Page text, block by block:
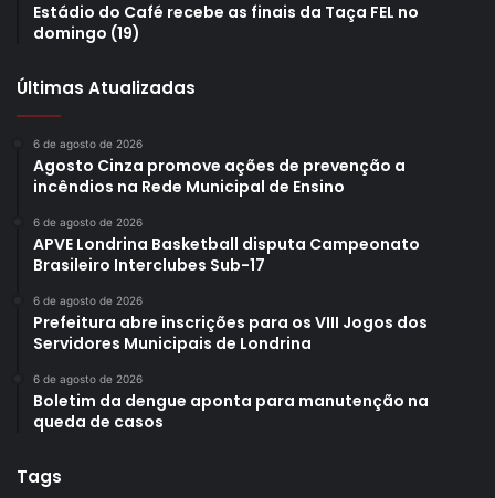
Foto: SEMA / divulgação
Ambiente
doação de mudas de árvores para plantio na área urbana
da cidade. Além disso, fornecerá orientações aos
munícipes quanto aos cuidados durante e após o plantio,
bem como a espécie mais indicada para o local do plantio.
A equipe da Sema também vai receber e protocolar
solicitações de vistoria técnica para avaliar a necessidade
de poda ou erradicação de árvores na área pública ou
Nos últimos dias, servidores da Secretaria do Ambiente
entorno da Escola Municipal Ruth Lemos, também
Estádio do Café recebe as finais da Taça FEL no
domingo (19)
Últimas Atualizadas
6 de agosto de 2026
Agosto Cinza promove ações de prevenção a
incêndios na Rede Municipal de Ensino
6 de agosto de 2026
APVE Londrina Basketball disputa Campeonato
Brasileiro Interclubes Sub-17
6 de agosto de 2026
Prefeitura abre inscrições para os VIII Jogos dos
Servidores Municipais de Londrina
6 de agosto de 2026
Boletim da dengue aponta para manutenção na
queda de casos
Tags